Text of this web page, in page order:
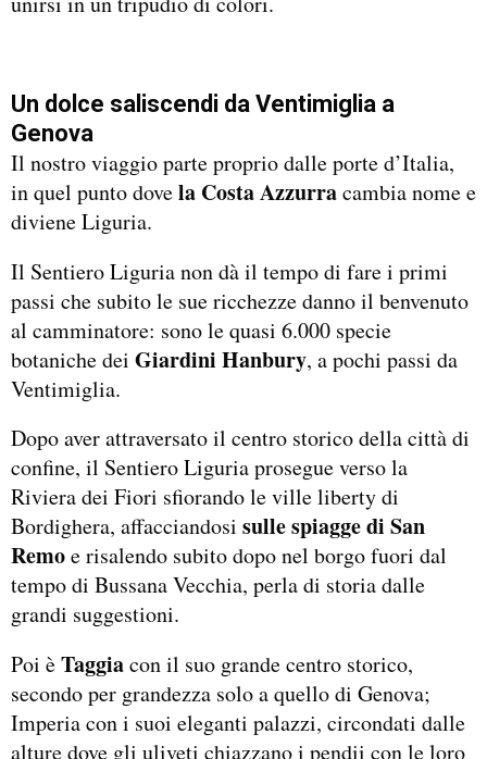
Un dolce saliscendi da Ventimiglia a
Genova
Il nostro viaggio parte proprio dalle porte d’Italia,
in quel punto dovela Costa Azzurracambia nome e
diviene Liguria.
Il Sentiero Liguria non dà il tempo di fare i primi
passi che subito le sue ricchezze danno il benvenuto
al camminatore: sono le quasi 6.000 specie
botaniche dei Giardini Hanbury, a pochi passi da
Ventimiglia.
Dopo aver attraversato il centro storico della città di
confine, il Sentiero Liguria prosegue verso la
Riviera dei Fiori sfiorando le ville liberty di
Bordighera, affacciandosi sulle spiagge di San
Remoe risalendo subito dopo nel borgo fuori dal
tempo di Bussana Vecchia, perla di storia dalle
grandi suggestioni.
Poi èTaggiacon il suo grande centro storico,
secondo per grandezza solo a quello di Genova;
Imperia con i suoi eleganti palazzi, circondati dalle
alture dove gli uliveti chiazzano i pendii con le loro